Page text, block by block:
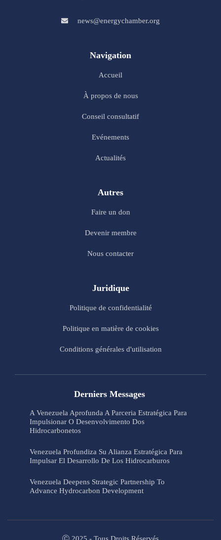
news@energychamber.org
Navigation
Accueil
À propos de nous
Conseil consultatif
Evénements
Actualités
Autres
Faire un don
Devenir membre
Nous contacter
Juridique
Politique de confidentialité
Politique en matière de cookies
Conditions générales d'utilisation
Derniers Messages
A Venezuela Aprofunda A Parceria Estratégica Para
Impulsionar O Desenvolvimento Dos
Hidrocarbonetos
Venezuela Profundiza Su Alianza Estratégica Para
Impulsar El Desarrollo De Los Hidrocarburos
Venezuela Deepens Strategic Partnership To
Advance Hydrocarbon Development